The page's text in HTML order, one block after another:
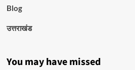
Blog
उत्तराखंड
You may have missed